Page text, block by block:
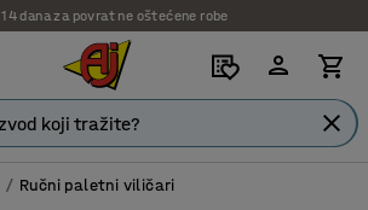
14 dana za povrat ne oštećene robe
7 godina garancije
Ručni paletni viličari